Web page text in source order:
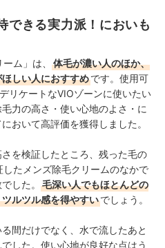
を比較検証。開発現場で培った知識
方の背景をふまえながら、専門的な
かりやすく伝えることを大切にしな
作している。
Nishiumi）のプロフィール
できる実力派！においも
ム」は、
体毛が濃い人のほか、
しい人におすすめです。使用可
リケートなVIOゾーンに使いたい
毛力の高さ・使い心地のよさ ・に
おいて高評価を獲得しました。
を検証したところ、残った毛の
たメンズ除毛クリームのなかで
した。
毛深い人でもほとんどの
ルツル感を得やすいでしょう。
間だけでなく、水で流したあと
した。使い心地が良好な点はう